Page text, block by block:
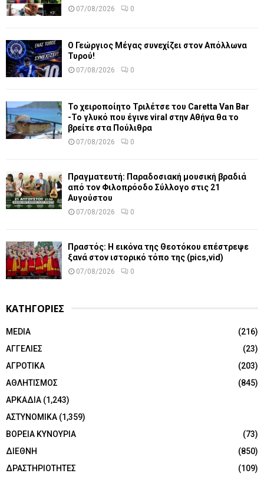
07/08/2026 0
Ο Γεώργιος Μέγας συνεχίζει στον Απόλλωνα
Τυρού!
07/08/2026 0
Το χειροποίητο Τριλέτσε του Caretta Van Bar
-Το γλυκό που έγινε viral στην Αθήνα θα το
βρείτε στα Πούλιθρα
07/08/2026 0
Πραγματευτή: Παραδοσιακή μουσική βραδιά
από τον Φιλοπρόοδο Σύλλογο στις 21
Αυγούστου
07/08/2026 0
Πραστός: Η εικόνα της Θεοτόκου επέστρεψε
ξανά στον ιστορικό τόπο της (pics,vid)
07/08/2026 0
ΚΑΤΗΓΟΡΙΕΣ
MEDIA
(216)
ΑΓΓΕΛΙΕΣ
(23)
ΑΓΡΟΤΙΚΑ
(203)
ΑΘΛΗΤΙΣΜΟΣ
(845)
ΑΡΚΑΔΙΑ (1,243)
ΑΣΤΥΝΟΜΙΚΑ (1,359)
ΒΟΡΕΙΑ ΚΥΝΟΥΡΙΑ
(73)
ΔΙΕΘΝΗ
(850)
ΔΡΑΣΤΗΡΙΟΤΗΤΕΣ
(109)